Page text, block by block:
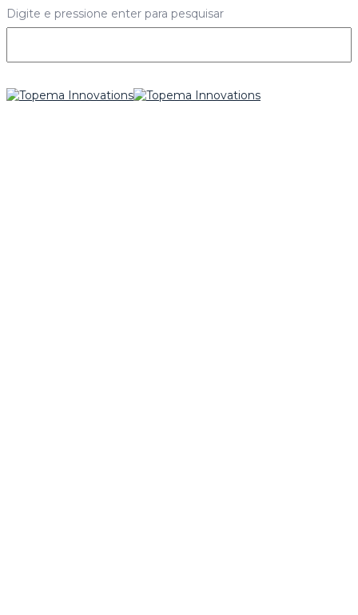
Digite e pressione enter para pesquisar